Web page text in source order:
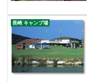
長崎 キャンプ場